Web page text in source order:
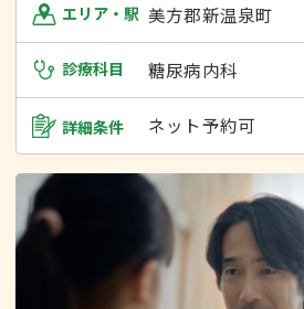
エリア・駅 美方郡新温泉町
診療科目 糖尿病内科
詳細条件 ネット予約可